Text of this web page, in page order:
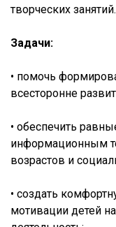
творческих занятий.
Задачи:
• помочь
всесторонне
• обеспечить
информационным
возрастов и
• создать
мотивации детей